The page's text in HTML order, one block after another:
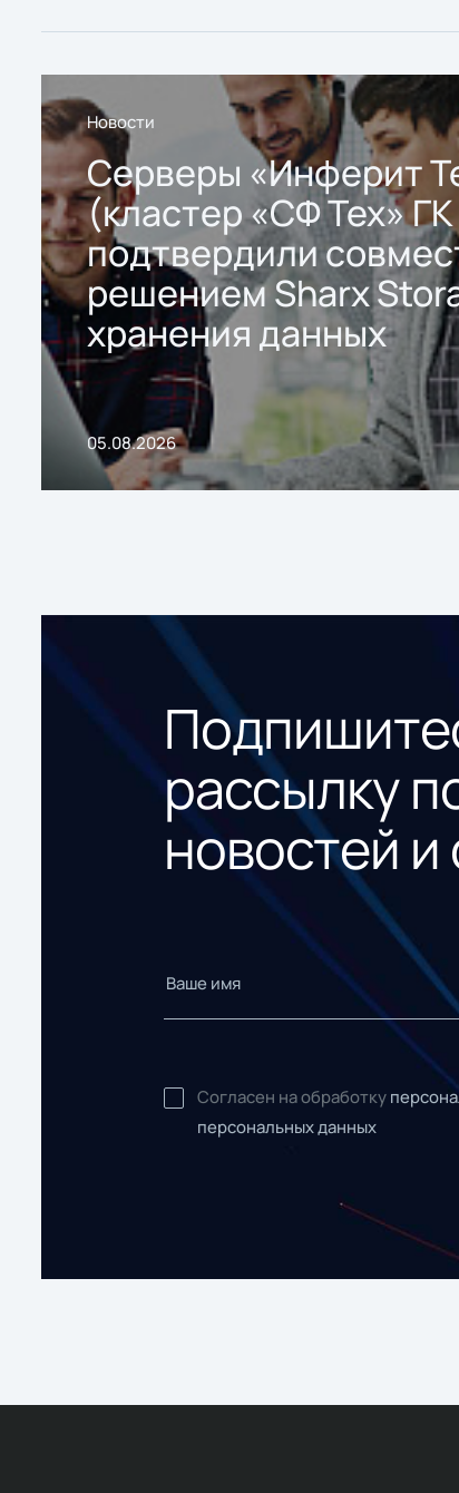
Новости
Серверы «Инферит
(кластер «СФ Тех»
подтвердили
решением Sharx
хранения данных
05.08.2026
рассылку
новостей
Согласен на обработку
персональных данных